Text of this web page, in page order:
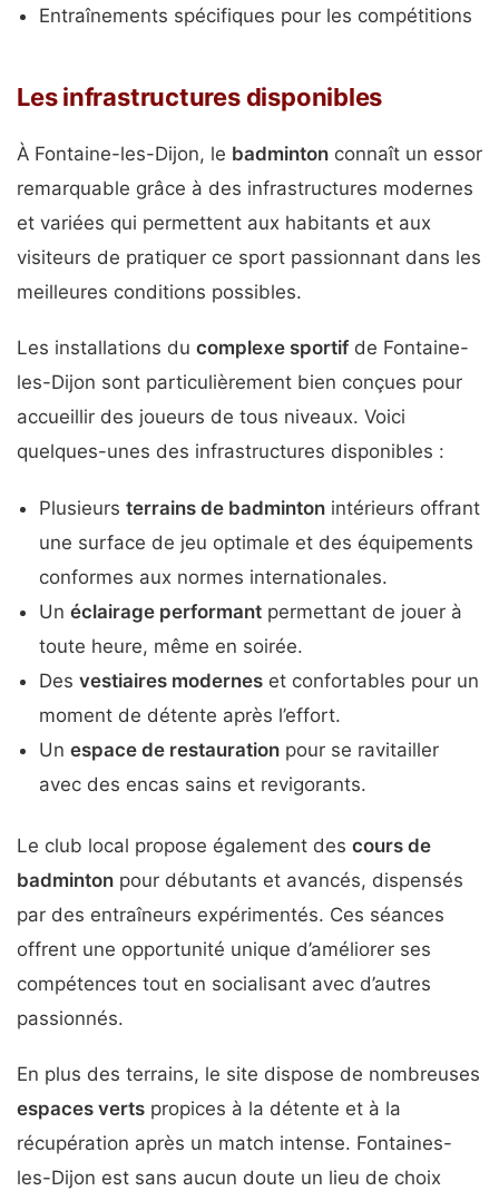
Entraînements spécifiques pour les compétitions
Les infrastructures disponibles
À Fontaine-les-Dijon, le badminton connaît un essor
remarquable grâce à des infrastructures modernes
et variées qui permettent aux habitants et aux
visiteurs de pratiquer ce sport passionnant dans les
meilleures conditions possibles.
Les installations du complexe sportif de Fontaine-
les-Dijon sont particulièrement bien conçues pour
accueillir des joueurs de tous niveaux. Voici
quelques-unes des infrastructures disponibles :
Plusieurs terrains de badminton intérieurs offrant
une surface de jeu optimale et des équipements
conformes aux normes internationales.
Un éclairage performant permettant de jouer à
toute heure, même en soirée.
Des vestiaires modernes et confortables pour un
moment de détente après l’effort.
Un espace de restauration pour se ravitailler
avec des encas sains et revigorants.
Le club local propose également des cours de
badminton pour débutants et avancés, dispensés
par des entraîneurs expérimentés. Ces séances
offrent une opportunité unique d’améliorer ses
compétences tout en socialisant avec d’autres
passionnés.
En plus des terrains, le site dispose de nombreuses
espaces verts propices à la détente et à la
récupération après un match intense. Fontaines-
les-Dijon est sans aucun doute un lieu de choix